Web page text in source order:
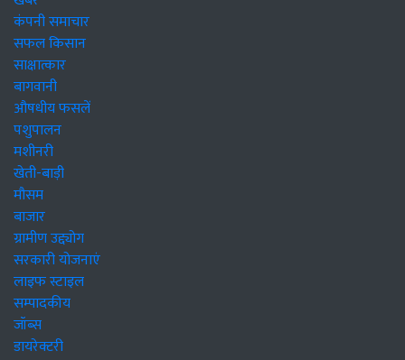
कंपनी समाचार
सफल किसान
साक्षात्कार
बागवानी
औषधीय फसलें
पशुपालन
मशीनरी
खेती-बाड़ी
मौसम
बाजार
ग्रामीण उद्द्योग
सरकारी योजनाएं
लाइफ स्टाइल
सम्पादकीय
जॉब्स
डायरेक्टरी